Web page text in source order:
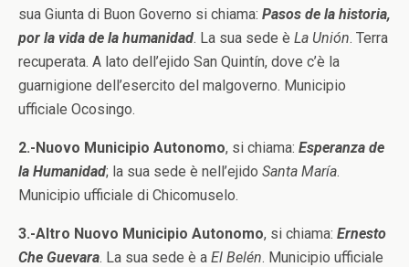
sua Giunta di Buon Governo si chiama: Pasos de la historia,
por la vida de la humanidad. La sua sede è La Unión. Terra
recuperata. A lato dell’ejido San Quintín, dove c’è la
guarnigione dell’esercito del malgoverno. Municipio
ufficiale Ocosingo.
2.-Nuovo Municipio Autonomo, si chiama: Esperanza de
la Humanidad; la sua sede è nell’ejido Santa María.
Municipio ufficiale di Chicomuselo.
3.-Altro Nuovo Municipio Autonomo, si chiama: Ernesto
Che Guevara. La sua sede è a El Belén. Municipio ufficiale